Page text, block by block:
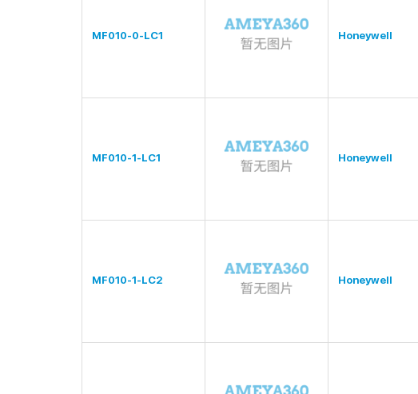
MF010-0-LC1 Honeywell
MF010-1-LC1 Honeywell
MF010-1-LC2 Honeywell